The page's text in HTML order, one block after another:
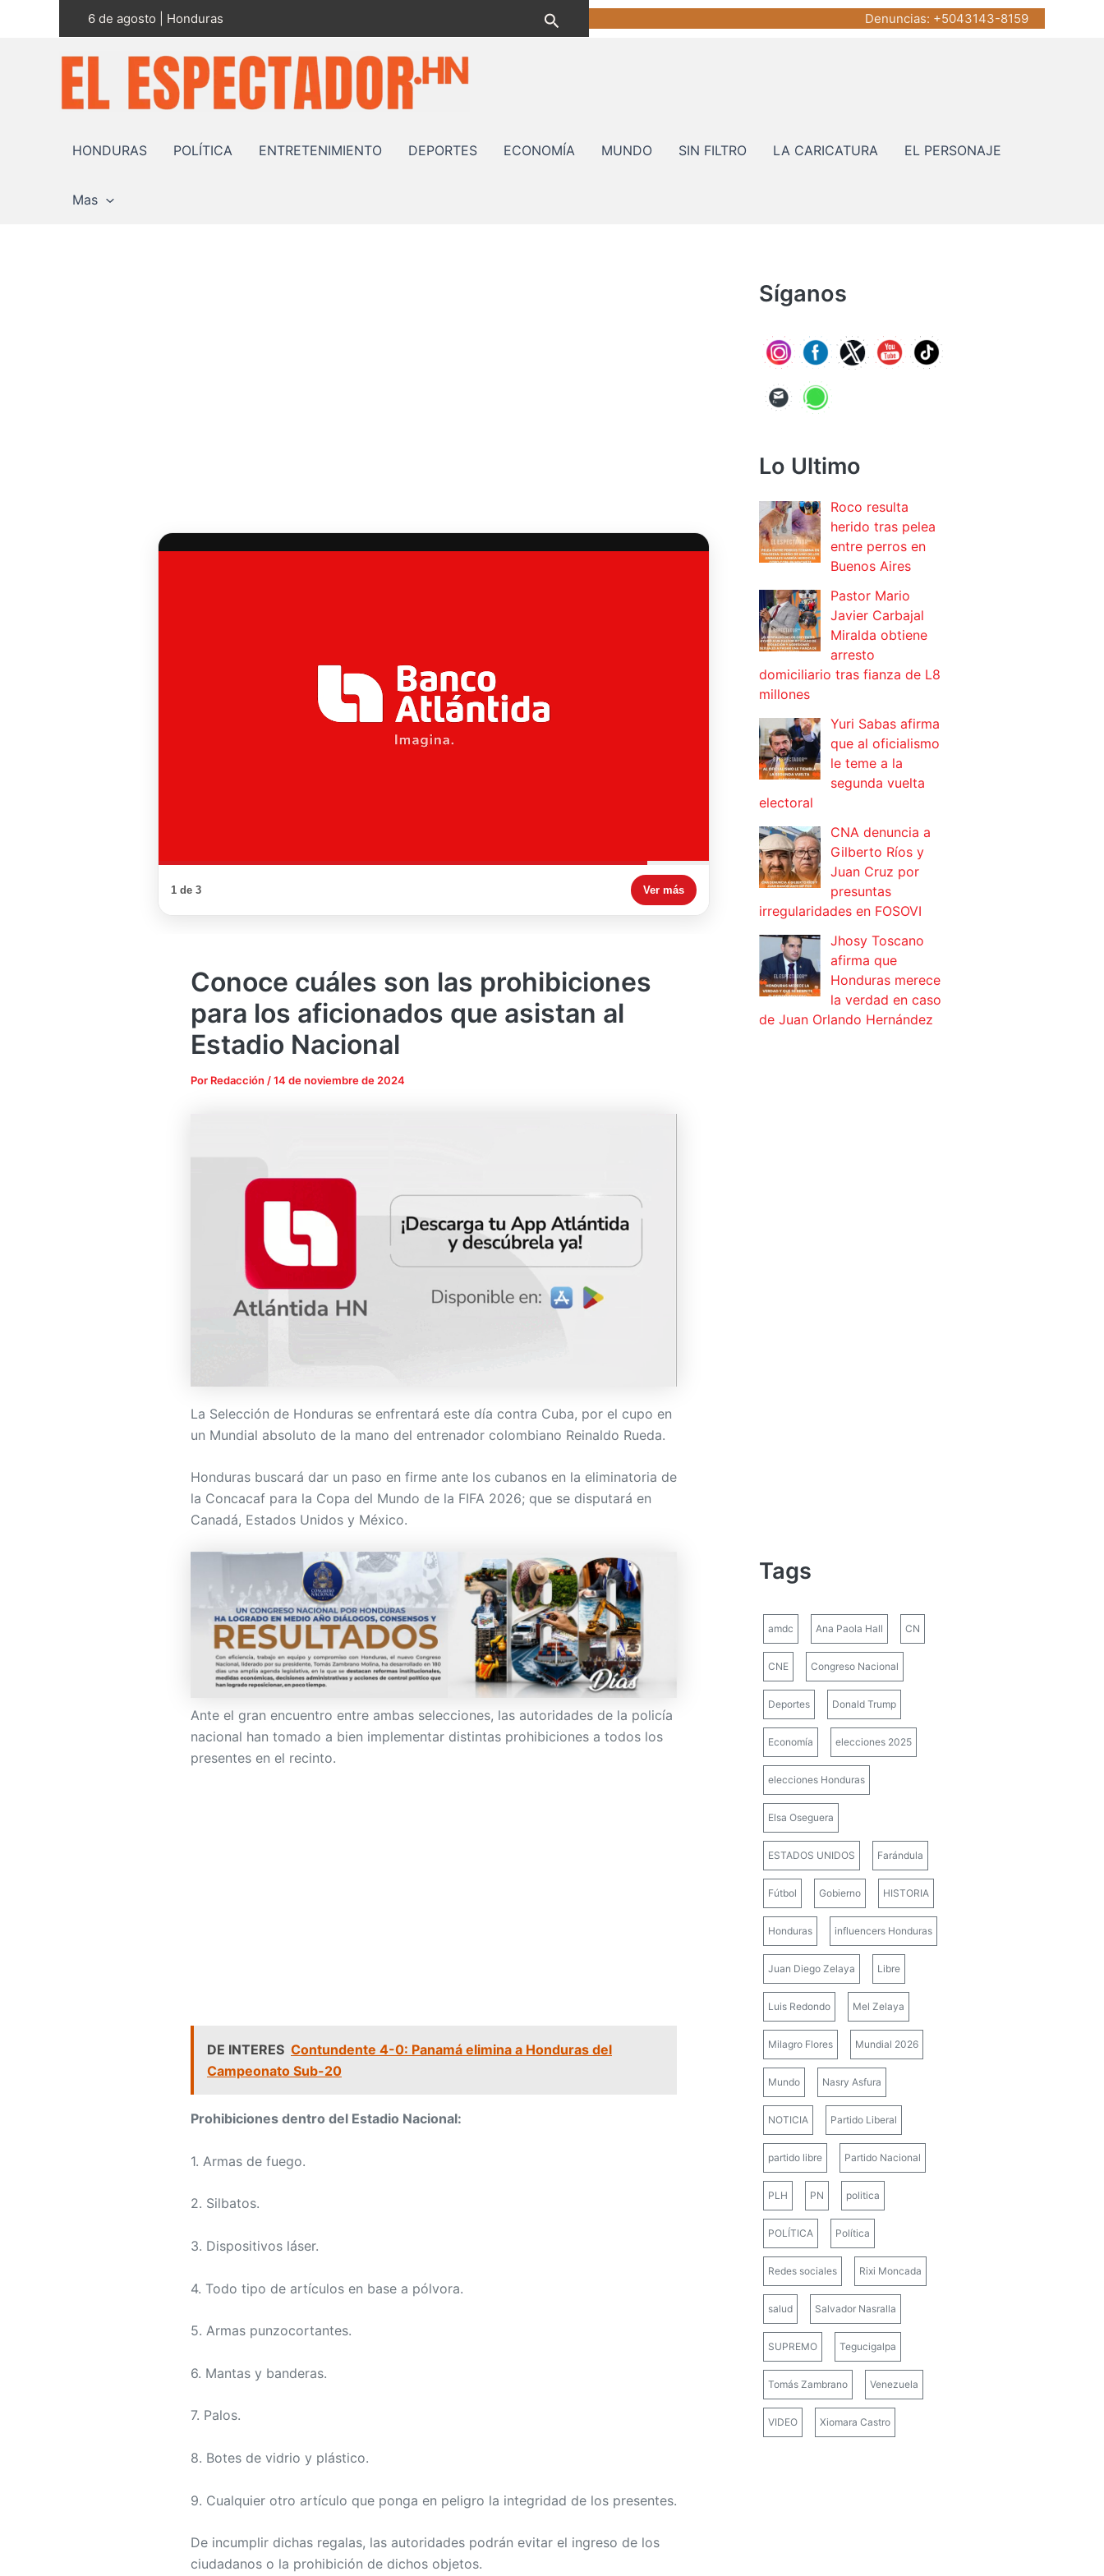
6 de agosto | Honduras Buscar Denuncias: +5043143-8159
HONDURAS POLÍTICA ENTRETENIMIENTO DEPORTES ECONOMÍA MUNDO SIN FILTRO LA CARICATURA EL PERSONAJE
Mas
1 de 3 Ver más
Conoce cuáles son las prohibiciones
para los aficionados que asistan al
Estadio Nacional
Por Redacción /14 de noviembre de 2024
La Selección de Honduras se enfrentará este día contra Cuba, por el cupo en
un Mundial absoluto de la mano del entrenador colombiano Reinaldo Rueda.
Honduras buscará dar un paso en firme ante los cubanos en la eliminatoria de
la Concacaf para la Copa del Mundo de la FIFA 2026; que se disputará en
Canadá, Estados Unidos y México.
Ante el gran encuentro entre ambas selecciones, las autoridades de la policía
nacional han tomado a bien implementar distintas prohibiciones a todos los
presentes en el recinto.
DE INTERES Contundente 4-0: Panamá elimina a Honduras del
Campeonato Sub-20
Prohibiciones dentro del Estadio Nacional:
1. Armas de fuego.
2. Silbatos.
3. Dispositivos láser.
4. Todo tipo de artículos en base a pólvora.
5. Armas punzocortantes.
6. Mantas y banderas.
7. Palos.
8. Botes de vidrio y plástico.
9. Cualquier otro artículo que ponga en peligro la integridad de los presentes.
De incumplir dichas regalas, las autoridades podrán evitar el ingreso de los
ciudadanos o la prohibición de dichos objetos.
Síganos
Lo Ultimo
Roco resulta
herido tras pelea
entre perros en
Buenos Aires
Pastor Mario
Javier Carbajal
Miralda obtiene
arresto
domiciliario tras fianza de L8
millones
Yuri Sabas afirma
que al oficialismo
le teme a la
segunda vuelta
electoral
CNA denuncia a
Gilberto Ríos y
Juan Cruz por
presuntas
irregularidades en FOSOVI
Jhosy Toscano
afirma que
Honduras merece
la verdad en caso
de Juan Orlando Hernández
Tags
amdc Ana Paola Hall CN
CNE Congreso Nacional
Deportes Donald Trump
Economía elecciones 2025
elecciones Honduras
Elsa Oseguera
ESTADOS UNIDOS Farándula
Fútbol Gobierno HISTORIA
Honduras influencers Honduras
Juan Diego Zelaya Libre
Luis Redondo Mel Zelaya
Milagro Flores Mundial 2026
Mundo Nasry Asfura
NOTICIA Partido Liberal
partido libre Partido Nacional
PLH PN politica
POLÍTICA Política
Redes sociales Rixi Moncada
salud Salvador Nasralla
SUPREMO Tegucigalpa
Tomás Zambrano Venezuela
VIDEO Xiomara Castro